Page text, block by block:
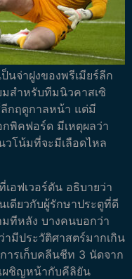
นจ่าฝูงของพรีเมียร์ลีก
สำหรับทีมนิวคาสเซิ
กฤดูกาลหน้า แต่มี
กพิคฟอร์ด มีเหตุผลว่า
วโน้มที่จะมีเลือดไหล
อฟเวอร์ตัน อธิบายว่า
ดียวกับผู้รักษาประตูที่ดี
ทีหลัง บางคนบอกว่า
ามีประวัติศาสตร์มากเกิน
ารเก็บคลีนชีท 3 นัดจาก
ผชิญหน้ากับคีลิยัน